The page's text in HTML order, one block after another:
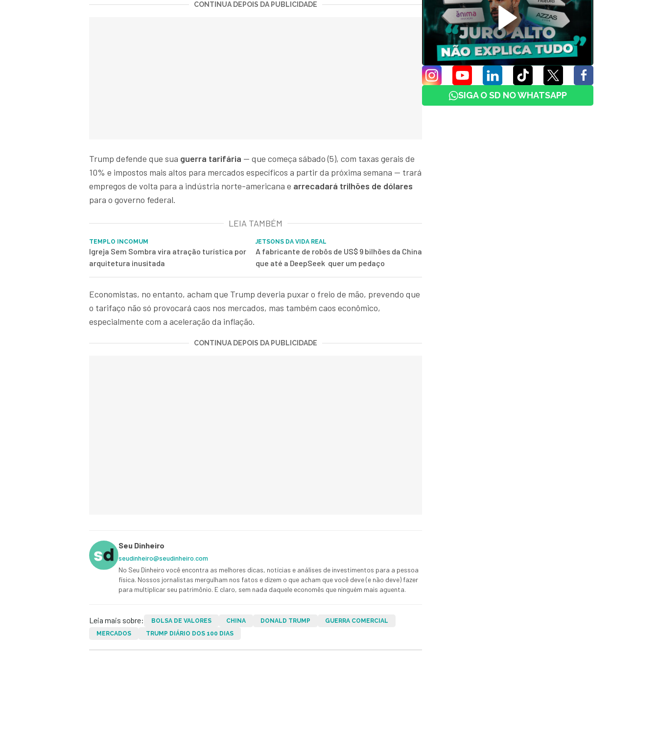
CONTINUA DEPOIS DA PUBLICIDADE
Trump defende que sua guerra tarifária — que começa sábado (5), com taxas gerais de
10% e impostos mais altos para mercados específicos a partir da próxima semana — trará
empregos de volta para a indústria norte-americana e arrecadará trilhões de dólares
para o governo federal.
LEIA TAMBÉM
TEMPLO INCOMUM
Igreja Sem Sombra vira atração turística por
arquitetura inusitada
JETSONS DA VIDA REAL
A fabricante de robôs de US$ 9 bilhões da China
que até a DeepSeek quer um pedaço
Economistas, no entanto, acham que Trump deveria puxar o freio de mão, prevendo que
o tarifaço não só provocará caos nos mercados, mas também caos econômico,
especialmente com a aceleração da inflação.
CONTINUA DEPOIS DA PUBLICIDADE
Seu Dinheiro
seudinheiro@seudinheiro.com
No Seu Dinheiro você encontra as melhores dicas, notícias e análises de investimentos para a pessoa
física. Nossos jornalistas mergulham nos fatos e dizem o que acham que você deve (e não deve) fazer
para multiplicar seu patrimônio. E claro, sem nada daquele economês que ninguém mais aguenta.
Leia mais sobre: BOLSA DE VALORES CHINA DONALD TRUMP
GUERRA COMERCIAL
MERCADOS
TRUMP DIÁRIO DOS 100 DIAS
SIGA O SD NO WHATSAPP